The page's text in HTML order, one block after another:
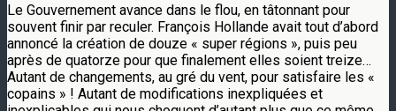
Le Gouvernement avance dans le flou, en tâtonnant pour
souvent finir par reculer. François Hollande avait tout d’abord
annoncé la création de douze « super régions », puis peu
après de quatorze pour que finalement elles soient treize…
Autant de changements, au gré du vent, pour satisfaire les «
copains » ! Autant de modifications inexpliquées et